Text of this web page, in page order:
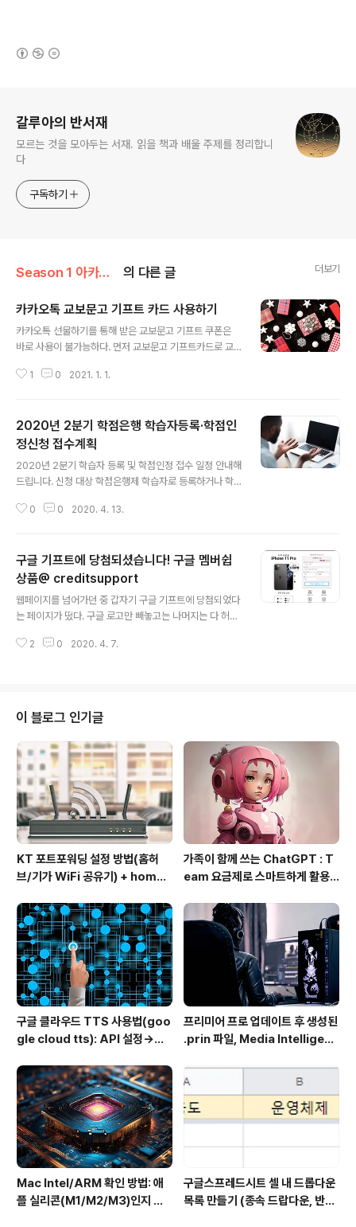
갈루아의 반서재
모르는 것을 모아두는 서재. 읽을 책과 배울 주제를 정리합니
다
구독하기
Season 1 아카이브/카테고리 없음 의 다른 글 더보기
카카오톡 교보문고 기프트 카드 사용하기
카카오톡 선물하기를 통해 받은 교보문고 기프트 쿠폰은
바로 사용이 불가능하다. 먼저 교보문고 기프트카드로 교
방법에 대해 알아보자. 다음과 같은 카톡 메시지를 받았다.
재된 5만원권 기프트카드를 확인할 수 있다. 이제 교보문
고 홈페이지 로그인 후 [나의 기프트카드]로 이동한다. 기
프트카드 메뉴 페이지의 모습이다. 기프트카드는 매장에서
쿠폰을 제시하고 교환하거나, 온라인에서 이하의 방법으로
교환가능하다. 기프트카드 페이지 → 구매/선물/교환 메뉴
→ 모바일 기프트카드 이미지 선택 → 교환 탭 선택 → 쿠
1 0 2021. 1. 1.
2020년 2분기 학점은행 학습자등록·학점인
정신청 접수계획
2020년 2분기 학습자 등록 및 학점인정 접수 일정 안내해
드립니다. 신청 대상 학점은행제 학습자로 등록하거나 학
통해 향후에 학위취득 및 자격취득을 계획하고 있는 학습
공 등 정보를 등록하는 절차 최초 1회 신청으로 완료 학점
인정신청과 동시 가능 학점인정 교육과정 이수, 자격취득
등을 학점은행제를 통해 학점으로 인정받기 위한 절차 신
청 기간 특히 2분기의 경우, 코로나 19로 인해 방문 접수
기간이 변경이 되었으니 이 점 참고하시기 바랍니다. 부득
이한 경우가 아니면 방문 접수는 피해주시기 바랍니다. ○
0 0 2020. 4. 13.
구글 기프트에 당첨되셨습니다! 구글 멤버쉽
상품@ creditsupport
웹페이지를 넘어가던 중 갑자기 구글 기프트에 당첨되었다
는 페이지가 떴다. 구글 로고만 빼놓고는 나머지는 다 허접
10명을 주는데 이미 9명은 초대장을 받았다... 4개의 질문
짜는 근접하게 셋팅이 되어 있다. 드디어 150만원 상품을
받을 수 있게 되었다. ㅋ 1,300원만 지급하면 된단다. 신용
카드 정보를 입력하게 되어있다. 제공시간은 계속 리셋된
다. 32초 지나도 얼마든지 카드 정보 입력이 가능하다. 이
렇게도 낚는구나 싶다.
2 0 2020. 4. 7.
이 블로그 인기글
KT 포트포워딩 설정 방법(홈허
브/기가 WiFi 공유기) + homeh
가족이 함께 쓰는 ChatGPT : T
eam 요금제로 스마트하게 활용
구글 클라우드 TTS 사용법(goo
gle cloud tts): API 설정→음
프리미어 프로 업데이트 후 생성된
.prin 파일, Media Intelligenc
Mac Intel/ARM 확인 방법: 애
플 실리콘(M1/M2/M3)인지 인
구글스프레드시트 셀 내 드롭다운
목록 만들기 (종속 드랍다운, 반응